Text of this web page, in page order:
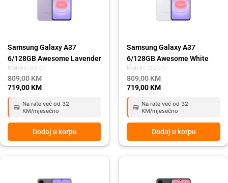
Mobilni telefoni
Samsung Galaxy A37
6/128GB Awesome Lavender
809,00KM
719,00KM
Na rate već od 32
KM/mjesečno
Dodaj u korpu
Mobilni telefoni
Samsung Galaxy A37
6/128GB Awesome White
809,00KM
719,00KM
Na rate već od 32
KM/mjesečno
Dodaj u korpu